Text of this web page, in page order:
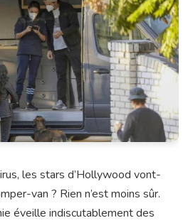
les stars d’Hollywood vont-
van ? Rien n’est moins sûr.
éveille indiscutablement des